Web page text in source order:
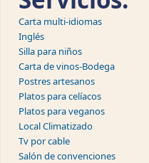
Carta multi-idiomas
Inglés
Silla para niños
Carta de vinos-Bodega
Postres artesanos
Platos para celíacos
Platos para veganos
Local Climatizado
Tv por cable
Salón de convenciones